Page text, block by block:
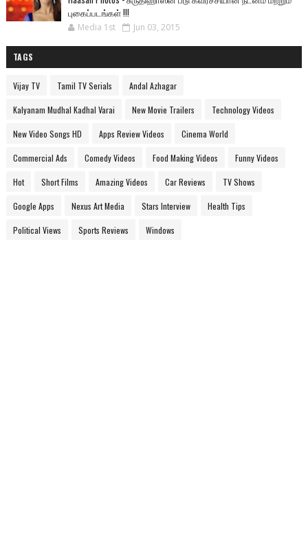
புகைப்படங்கள் !!!
Media 1st Jun 03, 2015
TAGS
Vijay TV Tamil TV Serials Andal Azhagar
Kalyanam Mudhal Kadhal Varai New Movie Trailers Technology Videos
New Video Songs HD Apps Review Videos Cinema World
Commercial Ads Comedy Videos Food Making Videos Funny Videos
Hot Short Films Amazing Videos Car Reviews TV Shows
Google Apps Nexus Art Media Stars Interview Health Tips
Political Views Sports Reviews Windows